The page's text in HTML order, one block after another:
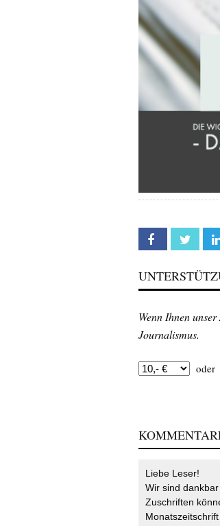
Facebook
Wenn Ihnen
Journalismus.
oder
Liebe Leser!
Wir sind
Zuschriften
Monatszeitschrift